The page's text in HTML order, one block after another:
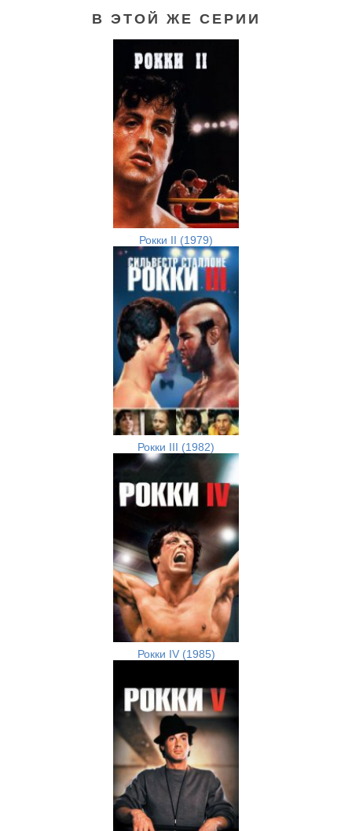
В ЭТОЙ ЖЕ СЕРИИ
Рокки II (1979)
Рокки III (1982)
Рокки IV (1985)